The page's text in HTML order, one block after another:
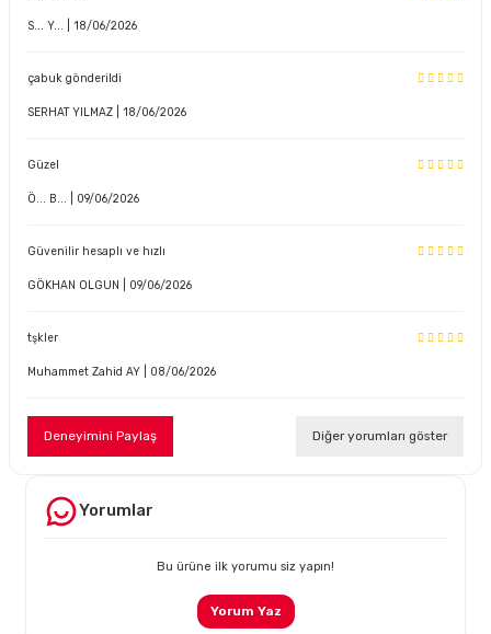
S... Y... | 18/06/2026
çabuk gönderildi
SERHAT YILMAZ | 18/06/2026
Güzel
Ö... B... | 09/06/2026
Güvenilir hesaplı ve hızlı
GÖKHAN OLGUN | 09/06/2026
tşkler
Muhammet Zahid AY | 08/06/2026
Deneyimini Paylaş Diğer yorumları göster
Yorumlar
Bu ürüne ilk yorumu siz yapın!
Yorum Yaz